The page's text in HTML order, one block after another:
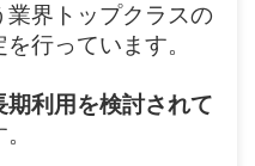
界トップクラスの
行っています。
期利用を検討されて